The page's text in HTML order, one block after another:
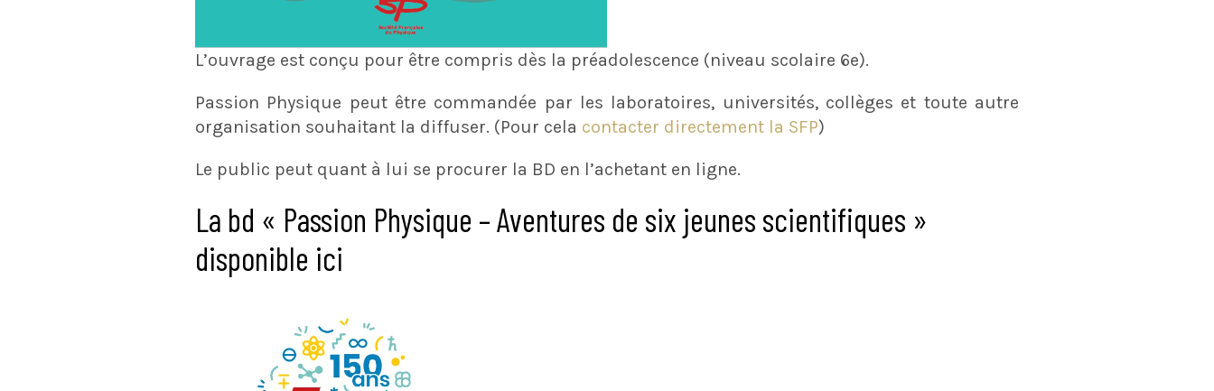
L’ouvrage est conçu pour être compris dès la préadolescence (niveau scolaire 6e).
Passion Physique peut être commandée par les laboratoires, universités, collèges et toute autre
organisation souhaitant la diffuser. (Pour cela contacter directement la SFP)
Le public peut quant à lui se procurer la BD en l’achetant en ligne.
La bd « Passion Physique – Aventures de six jeunes scientifiques »
disponible ici